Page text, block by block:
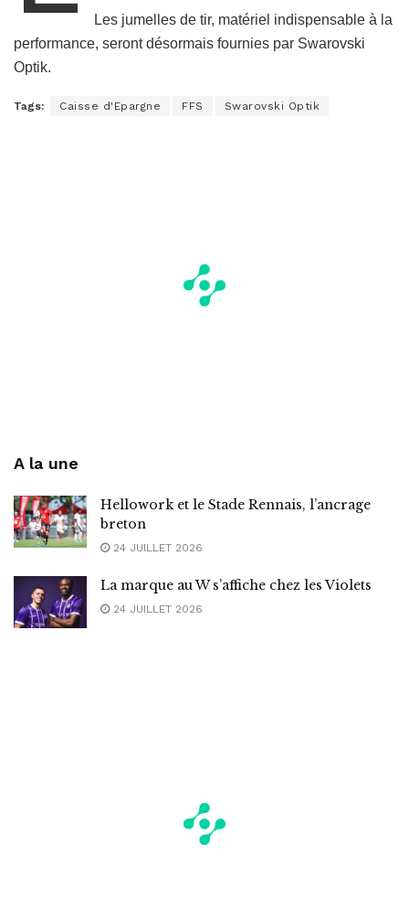
Les jumelles de tir, matériel indispensable à la
performance, seront désormais fournies par Swarovski
Optik.
Tags: Caisse d'Epargne FFS Swarovski Optik
A la une
Hellowork et le Stade Rennais, l’ancrage
breton
24 JUILLET 2026
La marque au W s’affiche chez les Violets
24 JUILLET 2026